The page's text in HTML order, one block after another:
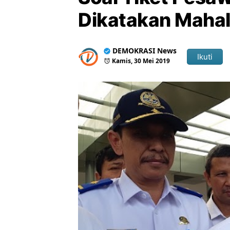
Dikatakan Mahal
DEMOKRASI News
Kamis, 30 Mei 2019 Ikuti